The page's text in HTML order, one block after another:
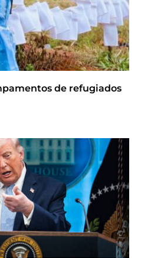
de refugiados